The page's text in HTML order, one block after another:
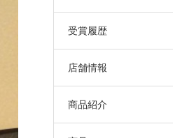
受賞履歴
店舗情報
商品紹介